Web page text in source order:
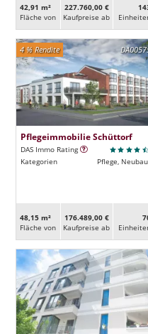
42,91 m²
Fläche von
227.760,00 €
Kaufpreise ab
4 % Rendite
Pflegeimmobilie Schüttorf
DAS Immo Rating
Kategorien
Pflege, Neubau
48,15 m²
Fläche von
176.489,00 €
Kaufpreise ab